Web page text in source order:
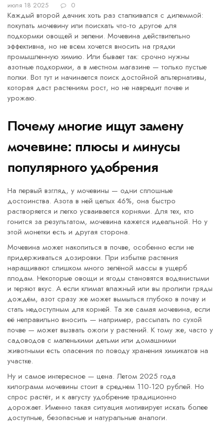
июля 18 2025 0
Каждый второй дачник хоть раз сталкивался с дилеммой:
покупать мочевину или поискать что-то другое для
подкормки овощей и зелени. Мочевина действительно
эффективна, но не всем хочется вносить на грядки
промышленную химию. Или бывает так: срочно нужны
азотные подкормки, а в местном магазине — только пустые
полки. Вот тут и начинается поиск достойной альтернативы,
которая даст растениям рост, но не навредит почве и
урожаю.
Почему многие ищут замену
мочевине: плюсы и минусы
популярного удобрения
На первый взгляд, у мочевины — одни сплошные
достоинства. Азота в ней целых 46%, она быстро
растворяется и легко усваивается корнями. Для тех, кто
гонится за результатом, мочевина кажется идеальной. Но у
этой монетки есть и другая сторона.
Мочевина может накопиться в почве, особенно если не
придерживаться дозировки. При избытке растения
наращивают слишком много зелёной массы в ущерб
плодам. Некоторые овощи и ягоды становятся водянистыми
и теряют вкус. А если климат влажный или вы пролили гряды
дождём, азот сразу же может вымыться глубоко в почву и
стать недоступным для корней. Та же самая мочевина, если
её неправильно вносить — например, рассыпать по сухой
почве — может вызвать ожоги у растений. К тому же, часто у
садоводов с маленькими детьми или домашними
животными есть опасения по поводу хранения химикатов на
участке.
Ну и самое интересное — цена. Летом 2025 года
килограмм мочевины стоит в среднем 110-120 рублей. Но
спрос растёт, и к августу удобрение традиционно
дорожает. Именно такая ситуация мотивирует искать более
доступные, безопасные и натуральные аналоги.